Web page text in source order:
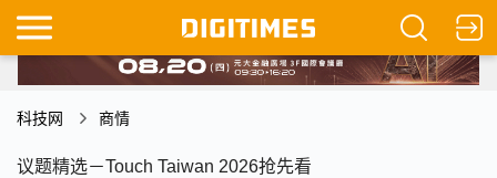
科技网 商情
议题精选－Touch Taiwan 2026抢先看